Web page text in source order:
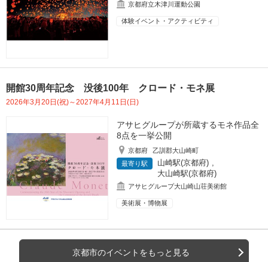
京都府立木津川運動公園
体験イベント・アクティビティ
開館30周年記念 没後100年 クロード・モネ展
2026年3月20日(祝)～2027年4月11日(日)
アサヒグループが所蔵するモネ作品全
8点を一挙公開
京都府
乙訓郡大山崎町
最寄り駅
山崎駅(京都府)
大山崎駅(京都府)
アサヒグループ大山崎山荘美術館
美術展・博物展
京都市のイベントをもっと見る